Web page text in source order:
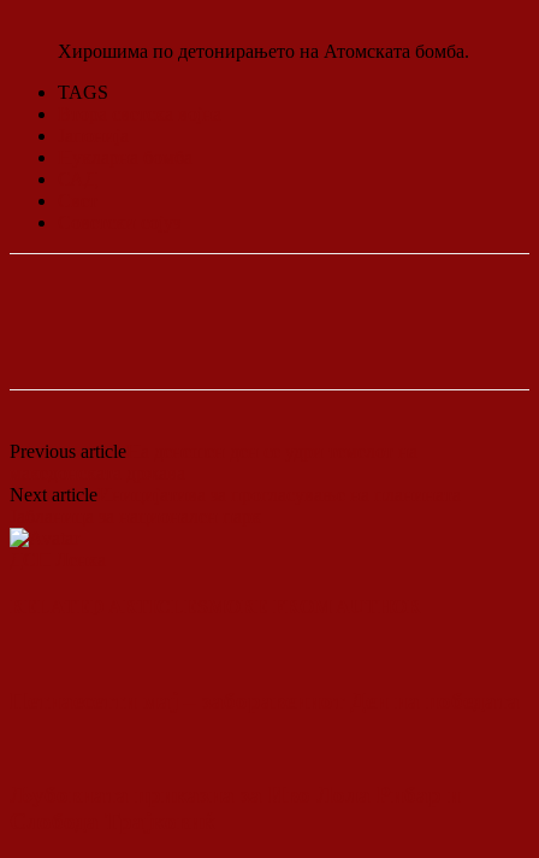
Хирошима по детонирањето на Атомската бомба.
TAGS
Previous article
Next article